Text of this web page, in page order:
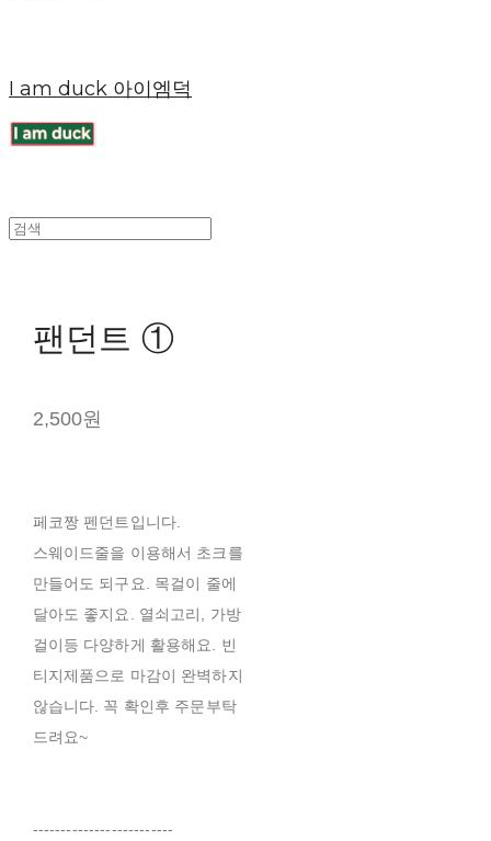
I am duck 아이엠덕
팬던트 ①
2,500원
페코짱 펜던트입니다.
스웨이드줄을 이용해서 초크를
만들어도 되구요. 목걸이 줄에
달아도 좋지요. 열쇠고리, 가방
걸이등 다양하게 활용해요. 빈
티지제품으로 마감이 완벽하지
않습니다. 꼭 확인후 주문부탁
드려요~
-------------------------